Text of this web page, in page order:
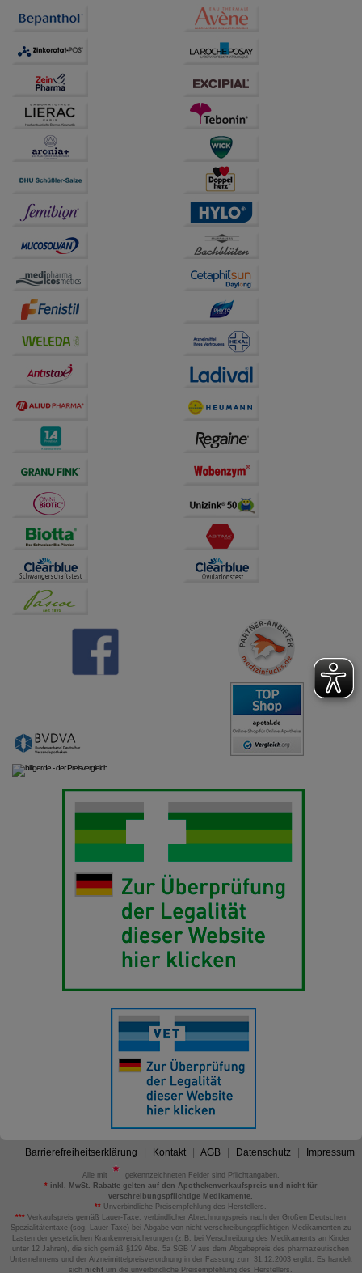
Barrierefreiheitserklärung Kontakt AGB Datenschutz Impressum
Alle mit
gekennzeichneten Felder sind Pflichtangaben.
*inkl. MwSt. Rabatte gelten auf den Apothekenverkaufspreis und nicht für
verschreibungspflichtige Medikamente.
** Unverbindliche Preisempfehlung des Herstellers.
*** Verkaufspreis gemäß Lauer-Taxe; verbindlicher Abrechnungspreis nach der Großen Deutschen
Spezialitätentaxe (sog. Lauer-Taxe) bei Abgabe von nicht verschreibungspflichtigen Medikamenten zu
Lasten der gesetzlichen Krankenversicherungen (z.B. bei Verschreibung des Medikaments an Kinder
unter 12 Jahren), die sich gemäß §129 Abs. 5a SGB V aus dem Abgabepreis des pharmazeutischen
Unternehmens und der Arzneimittelpreisverordnung in der Fassung zum 31.12.2003 ergibt. Es handelt
sich nicht um die unverbindliche Preisempfehlung des Herstellers.